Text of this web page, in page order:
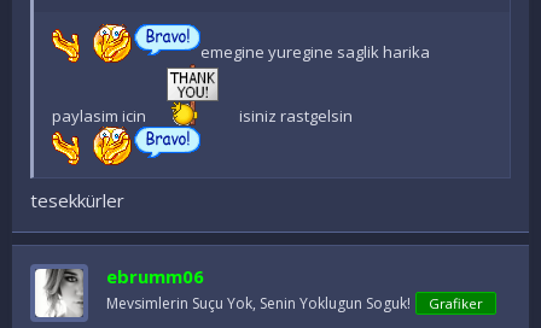
emegine yuregine saglik harika
paylasim icin isiniz rastgelsin
tesekkürler
ebrumm06
Mevsimlerin Suçu Yok, Senin Yoklugun Soguk! Grafiker